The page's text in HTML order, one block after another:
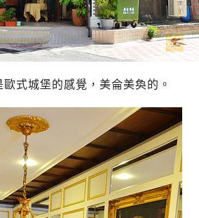
式城堡的感覺，美侖美奐的。